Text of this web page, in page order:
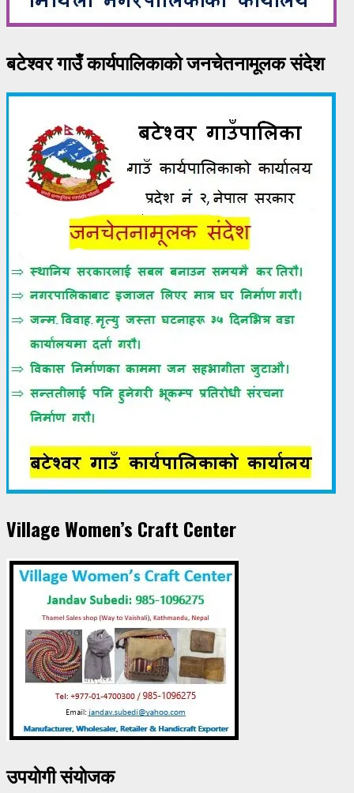
बटेश्वर गाउँ कार्यपालिकाको जनचेतनामूलक संदेश
Village Women’s Craft Center
उपयाेगी संयाेजक